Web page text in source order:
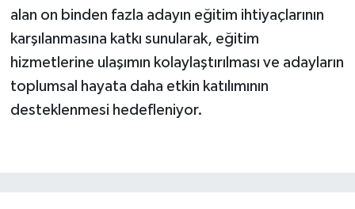
alan on binden fazla adayın eğitim ihtiyaçlarının
karşılanmasına katkı sunularak, eğitim
hizmetlerine ulaşımın kolaylaştırılması ve adayların
toplumsal hayata daha etkin katılımının
desteklenmesi hedefleniyor.